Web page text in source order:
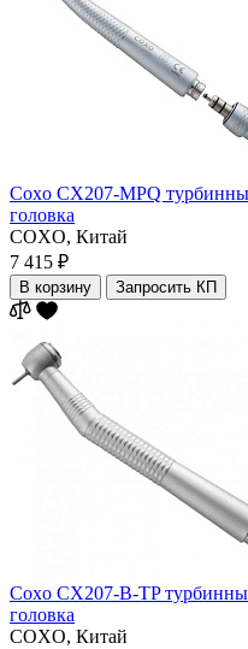
Coxo CX207-MPQ
головка
COXO, Китай
7 415 ₽
В корзину Запросить КП
Coxo CX207-B-TP
головка
COXO, Китай